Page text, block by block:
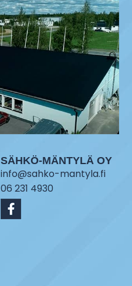
SÄHKÖ-MÄNTYLÄ OY
info@sahko-mantyla.fi
06 231 4930